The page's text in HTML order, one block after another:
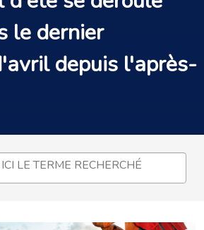
le dernier
depuis l'après-